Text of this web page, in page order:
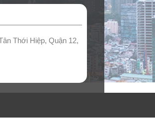
Thới Hiệp, Quận 12,